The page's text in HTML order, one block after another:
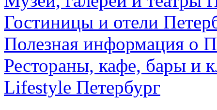
Гостиницы и отели
Полезная информация о
Рестораны, кафе, бары и
Lifestyle Петербург